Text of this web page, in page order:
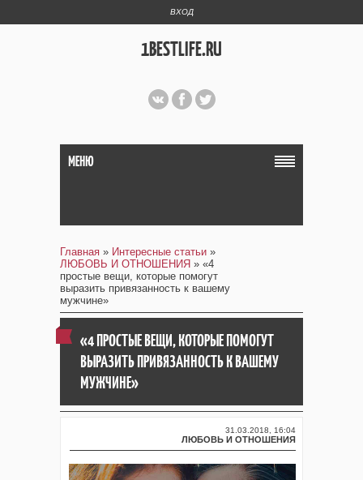
ВХОД
1BESTLIFE.RU
МЕНЮ
Главная » Интересные статьи »
ЛЮБОВЬ И ОТНОШЕНИЯ » «4
простые вещи, которые помогут
выразить привязанность к вашему
мужчине»
«4 ПРОСТЫЕ ВЕЩИ, КОТОРЫЕ ПОМОГУТ
ВЫРАЗИТЬ ПРИВЯЗАННОСТЬ К ВАШЕМУ
МУЖЧИНЕ»
31.03.2018, 16:04
ЛЮБОВЬ И ОТНОШЕНИЯ